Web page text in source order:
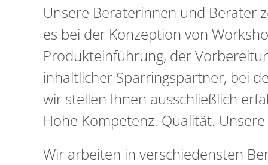
Unsere Beraterinnen und Berater
es bei der Konzeption von
Produkteinführung, der
inhaltlicher Sparringspartner, bei
wir stellen Ihnen ausschließlich
Hohe Kompetenz. Qualität.
Wir arbeiten in verschiedensten